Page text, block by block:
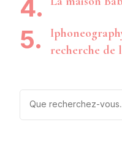
recherche de
Vous
recherchiez